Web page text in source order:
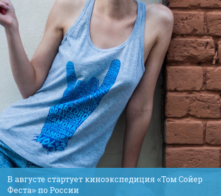
В августе стартует киноэкспедиция «Том Сойер
Феста» по России